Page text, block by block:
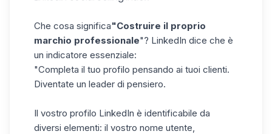
Che cosa significa"Costruire il proprio
marchio professionale"? LinkedIn dice che è
un indicatore essenziale:
"Completa il tuo profilo pensando ai tuoi clienti.
Diventate un leader di pensiero.
Il vostro profilo LinkedIn è identificabile da
diversi elementi: il vostro nome utente,